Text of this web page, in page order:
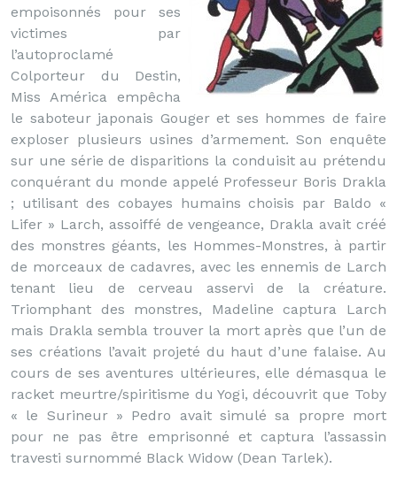
empoisonnés pour ses
victimes par
l’autoproclamé
Colporteur du Destin,
Miss América empêcha
le saboteur japonais Gouger et ses hommes de faire
exploser plusieurs usines d’armement. Son enquête
sur une série de disparitions la conduisit au prétendu
conquérant du monde appelé Professeur Boris Drakla
; utilisant des cobayes humains choisis par Baldo «
Lifer » Larch, assoiffé de vengeance, Drakla avait créé
des monstres géants, les Hommes-Monstres, à partir
de morceaux de cadavres, avec les ennemis de Larch
tenant lieu de cerveau asservi de la créature.
Triomphant des monstres, Madeline captura Larch
mais Drakla sembla trouver la mort après que l’un de
ses créations l’avait projeté du haut d’une falaise. Au
cours de ses aventures ultérieures, elle démasqua le
racket meurtre/spiritisme du Yogi, découvrit que Toby
« le Surineur » Pedro avait simulé sa propre mort
pour ne pas être emprisonné et captura l’assassin
travesti surnommé Black Widow (Dean Tarlek).